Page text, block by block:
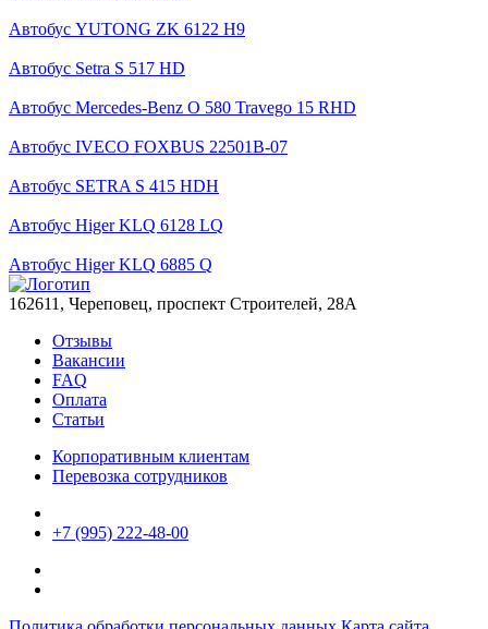
Автобус YUTONG ZK 6122 H9
Автобус Setra S 517 HD
Автобус Mercedes-Benz O 580 Travego 15 RHD
Автобус IVECO FOXBUS 22501В-07
Автобус SETRA S 415 HDH
Автобус Higer KLQ 6128 LQ
Автобус Higer KLQ 6885 Q
162611, Череповец, проспект Строителей, 28А
Отзывы
Вакансии
FAQ
Оплата
Статьи
Корпоративным клиентам
Перевозка сотрудников
+7 (995) 222-48-00